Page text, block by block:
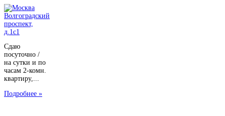
Сдаю
посуточно /
на сутки и по
часам 2-комн.
квартиру,...
Подробнее »